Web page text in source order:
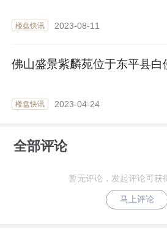
楼盘快讯 2023-08-11
佛山盛景紫麟苑位于东平县白
楼盘快讯 2023-04-24
全部评论
暂无评论，发起评论可获
马上评论